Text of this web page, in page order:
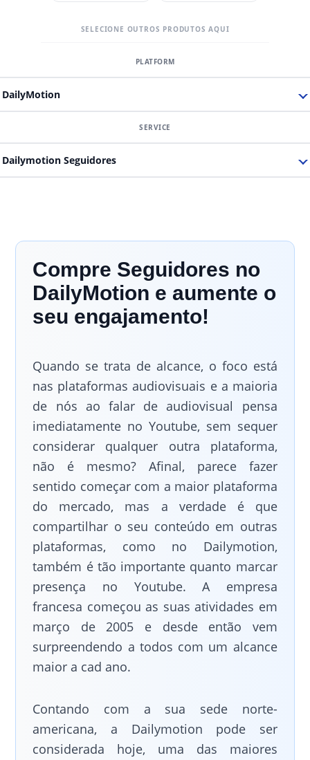
SELECIONE OUTROS PRODUTOS AQUI
DailyMotion
Dailymotion Seguidores
Compre Seguidores no
DailyMotion e aumente o
seu engajamento!
Quando se trata de alcance, o foco está
nas plataformas audiovisuais e a maioria
de nós ao falar de audiovisual pensa
imediatamente no Youtube, sem sequer
considerar qualquer outra plataforma,
não é mesmo? Afinal, parece fazer
sentido começar com a maior plataforma
do mercado, mas a verdade é que
compartilhar o seu conteúdo em outras
plataformas, como no Dailymotion,
também é tão importante quanto marcar
presença no Youtube. A empresa
francesa começou as suas atividades em
março de 2005 e desde então vem
surpreendendo a todos com um alcance
maior a cad ano.
Contando com a sua sede norte-
americana, a Dailymotion pode ser
considerada hoje, uma das maiores